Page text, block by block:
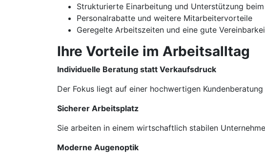
Strukturierte Einarbeitung und Unterstützung
Personalrabatte und weitere Mitarbeitervorteile
Geregelte Arbeitszeiten und eine gute
Ihre Vorteile im Arbeitsalltag
Individuelle Beratung statt Verkaufsdruck
Der Fokus liegt auf einer hochwertigen
Sicherer Arbeitsplatz
Sie arbeiten in einem wirtschaftlich stabilen
Moderne Augenoptik